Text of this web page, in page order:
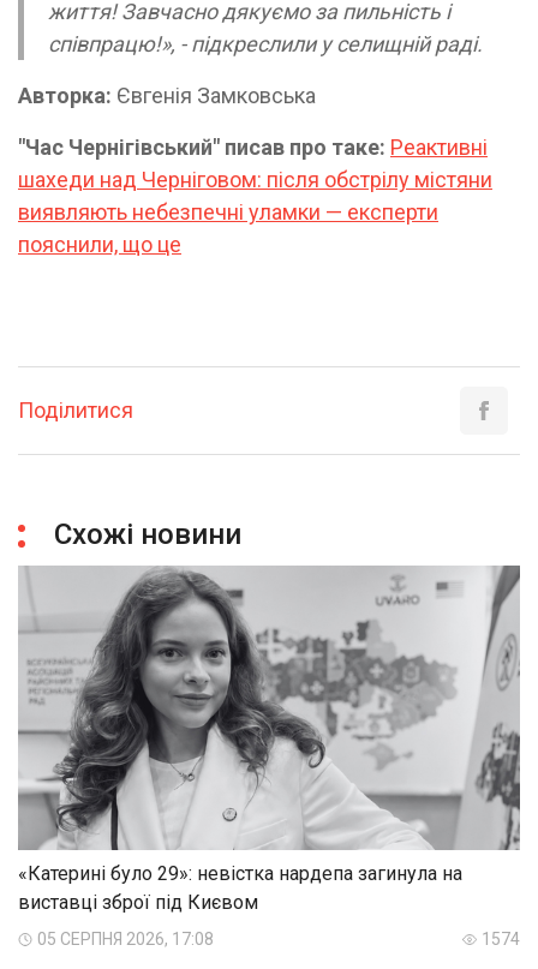
життя! Завчасно дякуємо за пильність і
співпрацю!», - підкреслили у селищній раді.
Авторка: Євгенія Замковська
"Час Чернігівський" писав про таке: Реактивні
шахеди над Черніговом: після обстрілу містяни
виявляють небезпечні уламки — експерти
пояснили, що це
Поділитися
Схожі новини
«Катерині було 29»: невістка нардепа загинула на
виставці зброї під Києвом
05 СЕРПНЯ 2026, 17:08 1574